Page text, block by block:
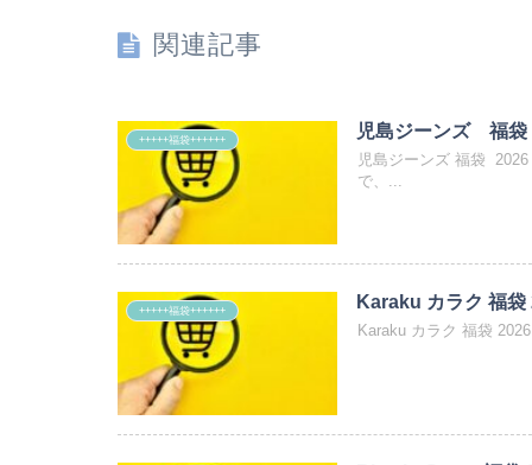
関連記事
+++++福袋++++++ 児島ジーンズ 福
児島ジーンズ 福袋
で、...
+++++福袋++++++ Karaku カラク 福袋
Karaku カラク 福袋